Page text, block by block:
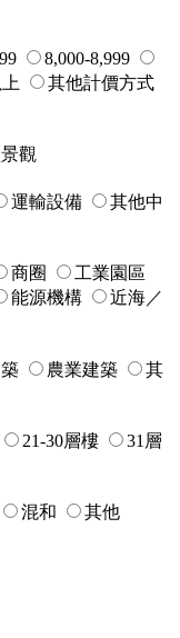
8,000-8,999
其他計價方式
觀
運輸設備
其他中
商圈
工業園區
能源機構
近海／
農業建築
其
21-30層樓
31層
混和
其他